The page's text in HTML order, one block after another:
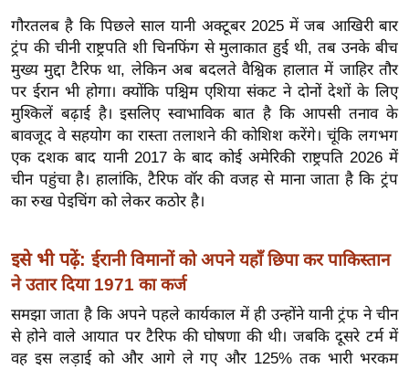
ल
बे
मि
सा
ल
श
ख्सि
यं
ग
इं
डि
या
गौरतलब है कि पिछले साल यानी अक्टूबर 2025 में जब आखिरी बार
ट्रंप की चीनी राष्ट्रपति शी चिनफिंग से मुलाकात हुई थी, तब उनके बीच
मुख्य मुद्दा टैरिफ था, लेकिन अब बदलते वैश्विक हालात में जाहिर तौर
पर ईरान भी होगा। क्योंकि पश्चिम एशिया संकट ने दोनों देशों के लिए
मुश्किलें बढ़ाई है। इसलिए स्वाभाविक बात है कि आपसी तनाव के
बावजूद वे सहयोग का रास्ता तलाशने की कोशिश करेंगे। चूंकि लगभग
एक दशक बाद यानी 2017 के बाद कोई अमेरिकी राष्ट्रपति 2026 में
चीन पहुंचा है। हालांकि, टैरिफ वॉर की वजह से माना जाता है कि ट्रंप
का रुख पेइचिंग को लेकर कठोर है।
इसे भी पढ़ें: ईरानी विमानों को अपने यहाँ छिपा कर पाकिस्तान
ने उतार दिया 1971 का कर्ज
समझा जाता है कि अपने पहले कार्यकाल में ही उन्होंने यानी ट्रंफ ने चीन
से होने वाले आयात पर टैरिफ की घोषणा की थी। जबकि दूसरे टर्म में
वह इस लड़ाई को और आगे ले गए और 125% तक भारी भरकम